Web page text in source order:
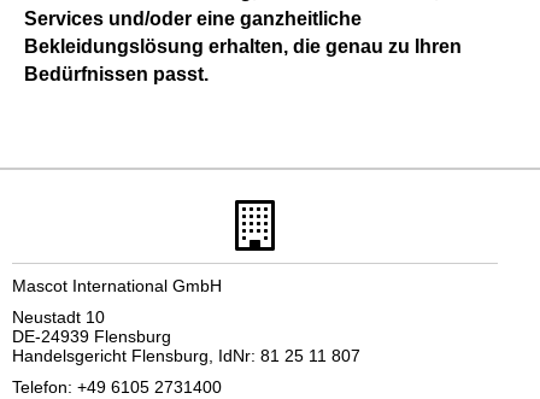
Services und/oder eine ganzheitliche
Bekleidungslösung erhalten, die genau zu Ihren
Bedürfnissen passt.
Mascot International GmbH
Neustadt 10
DE-24939 Flensburg
Handelsgericht Flensburg, IdNr: 81 25 11 807
Telefon: +49 6105 2731400